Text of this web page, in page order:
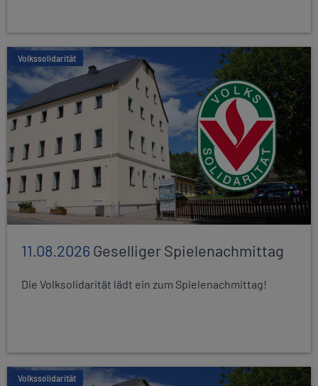
Volkssolidarität
11.08.2026Geselliger Spielenachmittag
Die Volksolidarität lädt ein zum Spielenachmittag!
Volkssolidarität